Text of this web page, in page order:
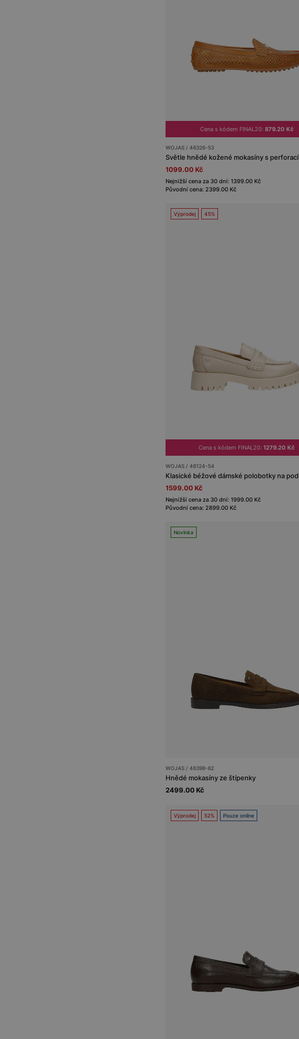
Cena s kódem FINAL20: 879.20 Kč
WOJAS / 46326-53
Světle hnědé kožené mokasíny s perforací
1099.00 Kč
Nejnižší cena za 30 dní: 1399.00 Kč
Původní cena: 2399.00 Kč
Výprodej 45%
Cena s kódem FINAL20:1279.20 Kč
WOJAS / 46124-54
1599.00 Kč
Nejnižší cena za 30 dní: 1999.00 Kč
Původní cena: 2899.00 Kč
Novinka
WOJAS / 46398-62
Hnědé mokasíny ze štípenky
2499.00 Kč
Výprodej 52% Pouze online